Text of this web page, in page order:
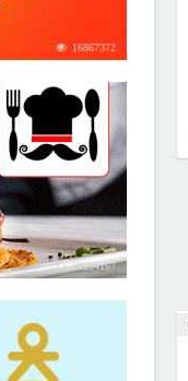
16867372
30254167